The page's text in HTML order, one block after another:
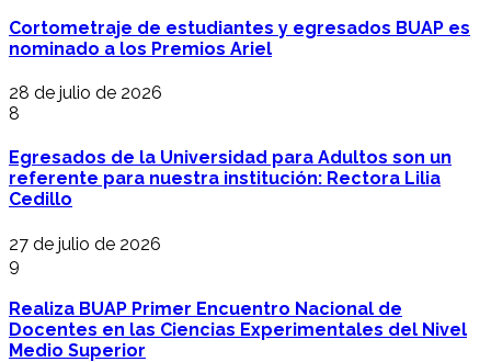
Cortometraje de estudiantes y egresados BUAP es
nominado a los Premios Ariel
28 de julio de 2026
8
Egresados de la Universidad para Adultos son un
referente para nuestra institución: Rectora Lilia
Cedillo
27 de julio de 2026
9
Realiza BUAP Primer Encuentro Nacional de
Docentes en las Ciencias Experimentales del Nivel
Medio Superior